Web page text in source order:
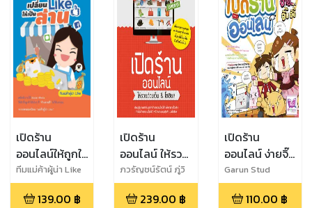
เปิดร้าน
ออนไลน์ให้ถูกใจ
เปลี่ยน Like ให้
เป็นล้าน
ทีมแม่ค้าผู้น่า Like
139.00 ฿
เปิดร้าน
ออนไลน์ ให้รวย
ด้วยเว็บ & โซ
เชียล
ภวรัญชน์รัตน์ ภู่วิ
จิตร์ และ พรรณธิ
พา บ่มกลาง
239.00 ฿
เปิดร้าน
ออนไลน์ ง่ายจิ๊บ
จิ๊บ
Garun Stud
110.00 ฿